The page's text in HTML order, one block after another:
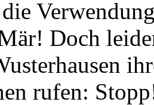
Doch
rufen: